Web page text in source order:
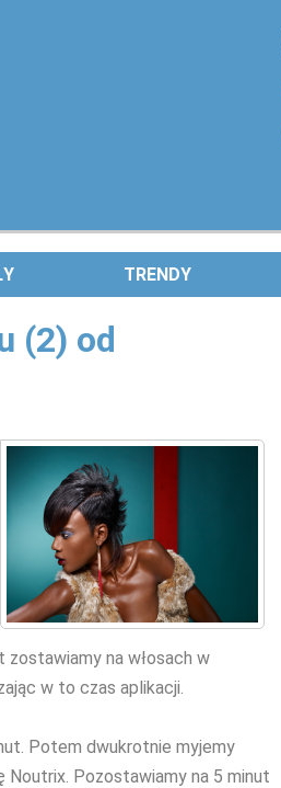
TRENDY
(2) od
na włosach w
w to czas aplikacji.
Potem dwukrotnie myjemy
Noutrix. Pozostawiamy na 5 minut